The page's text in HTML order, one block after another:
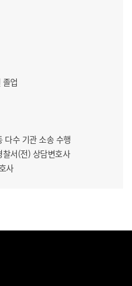
업
다수 기관 소송 수행
서(전) 상담변호사
사